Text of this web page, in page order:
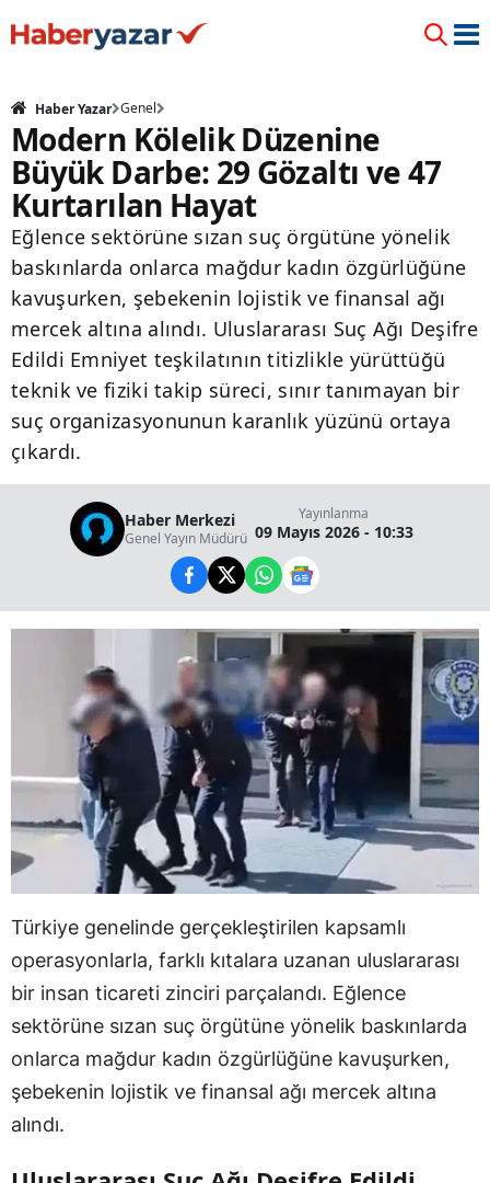
Haber Yazar Genel
Modern Kölelik Düzenine
Büyük Darbe: 29 Gözaltı ve 47
Kurtarılan Hayat
Eğlence sektörüne sızan suç örgütüne yönelik
baskınlarda onlarca mağdur kadın özgürlüğüne
kavuşurken, şebekenin lojistik ve finansal ağı
mercek altına alındı. Uluslararası Suç Ağı Deşifre
Edildi Emniyet teşkilatının titizlikle yürüttüğü
teknik ve fiziki takip süreci, sınır tanımayan bir
suç organizasyonunun karanlık yüzünü ortaya
çıkardı.
Haber Merkezi
Genel Yayın Müdürü
Yayınlanma
09 Mayıs 2026 - 10:33
Türkiye genelinde gerçekleştirilen kapsamlı
operasyonlarla, farklı kıtalara uzanan uluslararası
bir insan ticareti zinciri parçalandı. Eğlence
sektörüne sızan suç örgütüne yönelik baskınlarda
onlarca mağdur kadın özgürlüğüne kavuşurken,
şebekenin lojistik ve finansal ağı mercek altına
alındı.